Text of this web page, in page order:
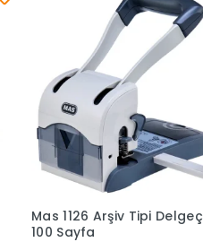
Sepete Ekle
Mas 1126 Arşiv Tipi Delgeç
100 Sayfa